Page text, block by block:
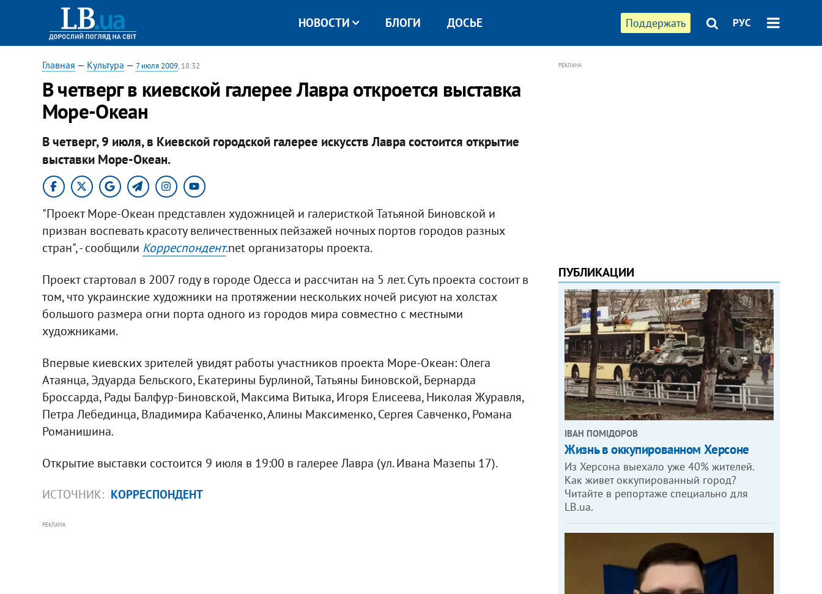
Поддержать РУС
НОВОСТИ БЛОГИ ДОСЬЕ
Главная — Культура — 7 июля 2009, 18:32
В четверг в киевской галерее Лавра откроется выставка
Море-Океан
В четверг, 9 июля, в Киевской городской галерее искусств Лавра состоится открытие
выставки Море-Океан.
"Проект Море-Океан представлен художницей и галеристкой Татьяной Биновской и
призван воспевать красоту величественных пейзажей ночных портов городов разных
стран", - сообщили Корреспондент.net организаторы проекта.
Проект стартовал в 2007 году в городе Одесса и рассчитан на 5 лет. Суть проекта состоит в
том, что украинские художники на протяжении нескольких ночей рисуют на холстах
большого размера огни порта одного из городов мира совместно с местными
художниками.
Впервые киевских зрителей увидят работы участников проекта Море-Океан: Олега
Атаянца, Эдуарда Бельского, Екатерины Бурлиной, Татьяны Биновской, Бернардa
Броссардa, Рады Балфур-Биновской, Максима Витыка, Игоря Елисеева, Николая Журавля,
Петра Лебединца, Владимира Кабаченко, Алины Максименко, Сергея Савченко, Романа
Романишинa.
Открытие выставки состоится 9 июля в 19:00 в галерее Лавра (ул. Ивана Мазепы 17).
ИСТОЧНИК: КОРРЕСПОНДЕНТ
РЕКЛАМА
РЕКЛАМА
ПУБЛИКАЦИИ
ІВАН ПОМІДОРОВ
Жизнь в оккупированном Херсоне
Из Херсона выехало уже 40% жителей.
Как живет оккупированный город?
Читайте в репортаже специально для
LB.ua.